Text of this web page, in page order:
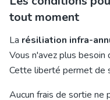
tout moment
La résiliation infra-
Vous n'avez plus
Cette liberté permet de
Aucun frais de sortie ne